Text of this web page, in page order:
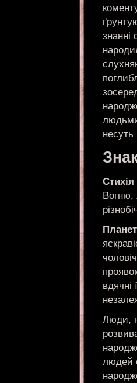
Вогню,
вдячні
Люди,
людей